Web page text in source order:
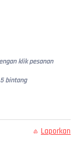
klik pesanan
bintang
Laporkan